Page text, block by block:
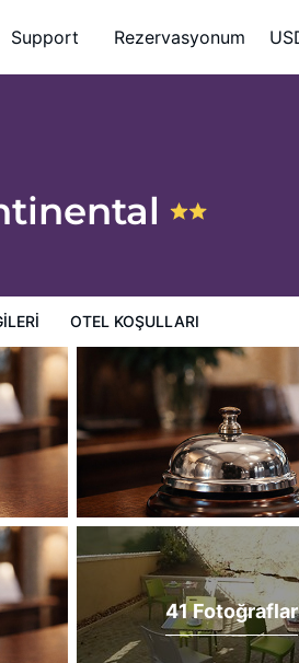
Support Rezervasyonum
OTEL KOŞULLARI
41 Fotoğraflar